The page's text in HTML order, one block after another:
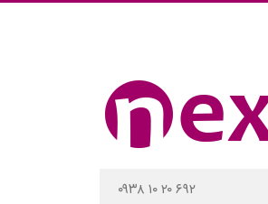
۰۹۳۸ ۱۰ ۲۰ ۶۹۲